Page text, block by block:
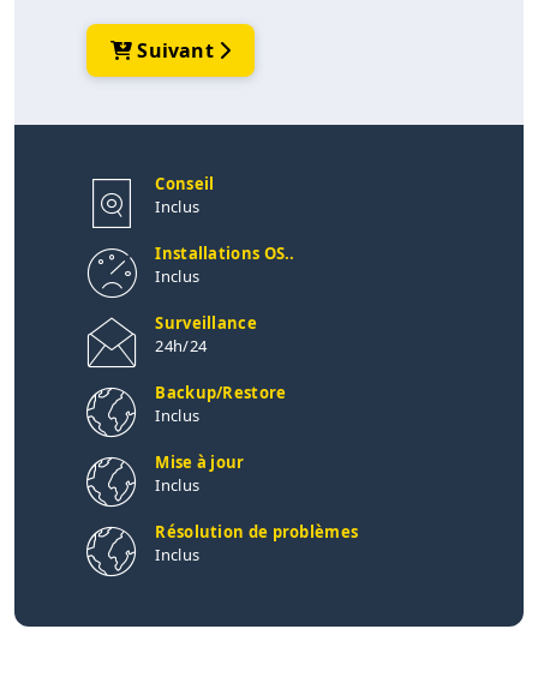
Suivant
Conseil
Inclus
Installations OS..
Inclus
Surveillance
24h/24
Backup/Restore
Inclus
Mise à jour
Inclus
Résolution de problèmes
Inclus